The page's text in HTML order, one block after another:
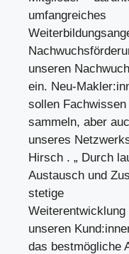
umfangreiches
unseren
ein. Neu-
sollen
sammeln, aber
unseres
Hirsch . „ Durch
Austausch und
stetige
unseren
das bestmögliche